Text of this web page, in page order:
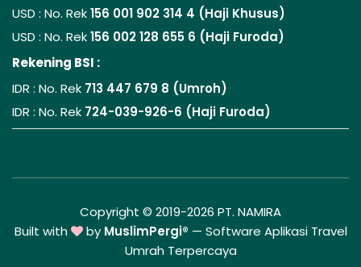
USD : No. Rek156 001 902 314 4 (Haji Khusus)
USD : No. Rek156 002 128 655 6 (Haji Furoda)
Rekening BSI :
IDR : No. Rek 713 447 679 8 (Umroh)
IDR : No. Rek 724-039-926-6 (Haji Furoda)
Copyright © 2019-2026 PT. NAMIRA
Built with
by MuslimPergi® — Software Aplikasi Travel
Umrah Terpercaya